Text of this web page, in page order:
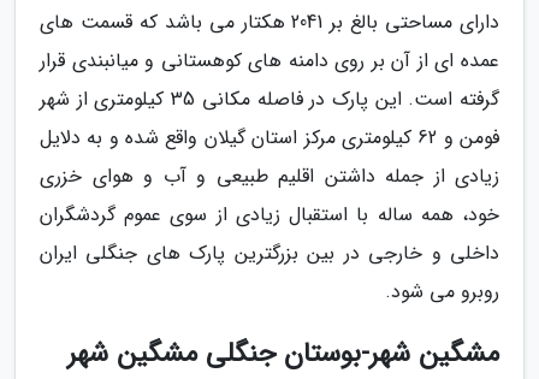
دارای مساحتی بالغ بر 2041 هکتار می باشد که قسمت های
عمده ای از آن بر روی دامنه های کوهستانی و میانبندی قرار
گرفته است. این پارک در فاصله مکانی 35 کیلومتری از شهر
فومن و 62 کیلومتری مرکز استان گیلان واقع شده و به دلایل
زیادی از جمله داشتن اقلیم طبیعی و آب و هوای خزری
خود، همه ساله با استقبال زیادی از سوی عموم گردشگران
داخلی و خارجی در بین بزرگترین پارک های جنگلی ایران
روبرو می شود.
مشگین شهر-بوستان جنگلی مشگین شهر